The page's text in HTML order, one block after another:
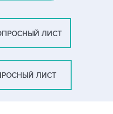
ЛИСТ
ЛИСТ